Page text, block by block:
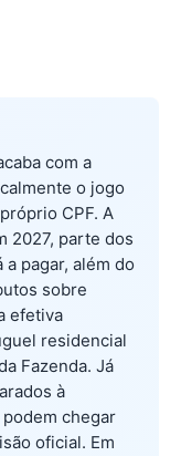
com a
o jogo
CPF. A
2027, parte dos
pagar, além do
sobre
efetiva
residencial
Fazenda. Já
à
chegar
oficial. Em